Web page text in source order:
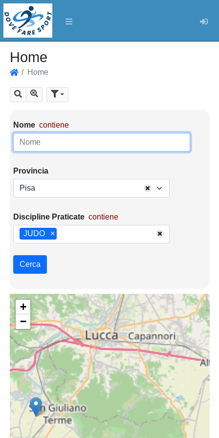
Home
Home
Cerca Mostra tutti i risultati
Parametri di ricerca
Nome contiene
Provincia
Pisa
Discipline Praticate contiene
×
JUDO
Cerca
+
−